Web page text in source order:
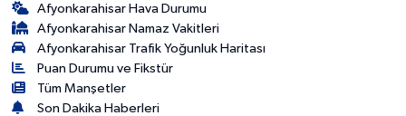
Afyonkarahisar Hava Durumu
Afyonkarahisar Namaz Vakitleri
Afyonkarahisar Trafik Yoğunluk Haritası
Puan Durumu ve Fikstür
Tüm Manşetler
Son Dakika Haberleri